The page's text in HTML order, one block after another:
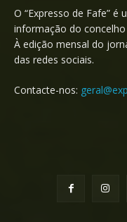
O “Expresso de Fafe”
informação do
À edição mensal do
das redes sociais.
Contacte-nos: